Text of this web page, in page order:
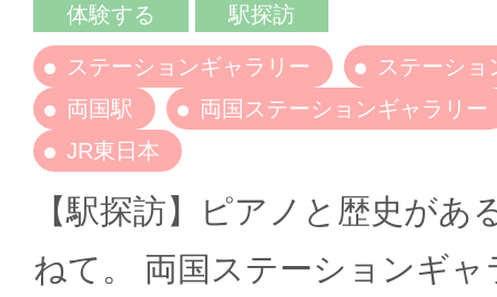
体験する 駅探訪
ステーションギャラリー
ステーショ
両国駅
両国ステーションギャラリー
JR東日本
【駅探訪】ピアノと歴史があ
ねて。 両国ステーションギャ